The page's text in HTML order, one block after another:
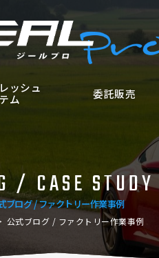
ッシュ
ム
委託販売
ブログ / ファクトリー作業事例
/ CASE STUDY
公式ブログ / ファクトリー作業事例